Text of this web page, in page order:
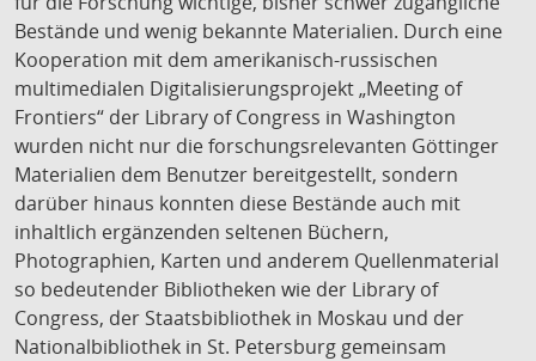
Bestände und wenig bekannte Materialien. Durch eine
Kooperation mit dem amerikanisch-russischen
multimedialen Digitalisierungsprojekt „Meeting of
Frontiers“ der Library of Congress in Washington
wurden nicht nur die forschungsrelevanten Göttinger
Materialien dem Benutzer bereitgestellt, sondern
darüber hinaus konnten diese Bestände auch mit
inhaltlich ergänzenden seltenen Büchern,
Photographien, Karten und anderem Quellenmaterial
so bedeutender Bibliotheken wie der Library of
Congress, der Staatsbibliothek in Moskau und der
Nationalbibliothek in St. Petersburg gemeinsam